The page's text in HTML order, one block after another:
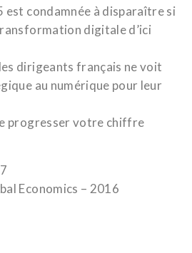
est condamnée à disparaître si
digitale d’ici
dirigeants français ne voit
au numérique pour leur
progresser votre chiffre
Economics – 2016